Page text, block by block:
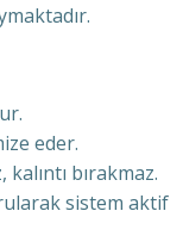
eder.
bırakmaz.
sistem aktif